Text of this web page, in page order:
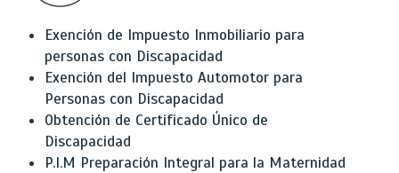
Exención de Impuesto Inmobiliario para
personas con Discapacidad
Exención del Impuesto Automotor para
Personas con Discapacidad
Obtención de Certificado Único de
Discapacidad
P.I.M Preparación Integral para la Maternidad